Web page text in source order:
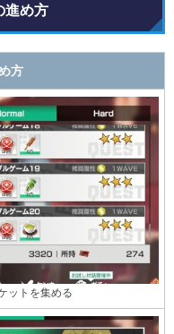
進め方
方
ットを集める